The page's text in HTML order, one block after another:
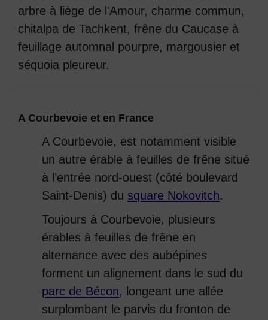
arbre à liège de l'Amour, charme commun,
chitalpa de Tachkent, frêne du Caucase à
feuillage automnal pourpre, margousier et
séquoia pleureur.
A Courbevoie et en France
A Courbevoie, est notamment visible
un autre érable à feuilles de frêne situé
à l’entrée nord-ouest (côté boulevard
Saint-Denis) du square Nokovitch.
Toujours à Courbevoie, plusieurs
érables à feuilles de frêne en
alternance avec des aubépines
forment un alignement dans le sud du
parc de Bécon, longeant une allée
surplombant le parvis du fronton de